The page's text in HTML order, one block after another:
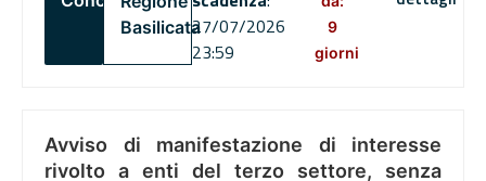
Basilicata27/07/2026
23:59
9
giorni
Avviso di manifestazione di interesse
rivolto a enti del terzo settore, senza